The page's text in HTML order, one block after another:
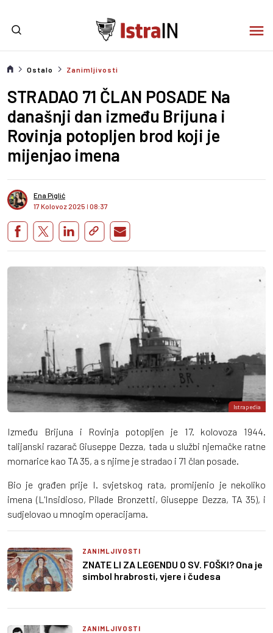
Ostalo Zanimljivosti
STRADAO 71 ČLAN POSADE Na
današnji dan između Brijuna i
Rovinja potopljen brod koji je
mijenjao imena
Ena Piglić
17 Kolovoz 2025 I 08:37
Istrapedia
Između Brijuna i Rovinja potopljen je 17. kolovoza 1944.
talijanski razarač Giuseppe Dezza, tada u službi njemačke ratne
mornarice kao TA 35, a s njime je stradao i 71 član posade.
Bio je građen prije I. svjetskog rata, promijenio je nekoliko
imena (L'Insidioso, Pilade Bronzetti, Giuseppe Dezza, TA 35), i
sudjelovao u mnogim operacijama.
ZANIMLJIVOSTI
ZNATE LI ZA LEGENDU O SV. FOŠKI? Ona je
simbol hrabrosti, vjere i čudesa
ZANIMLJIVOSTI